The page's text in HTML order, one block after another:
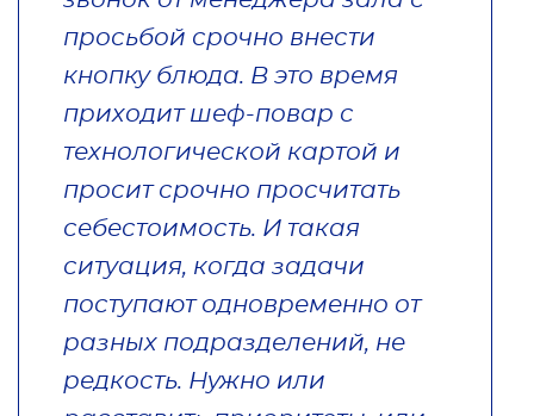
просьбой срочно внести
кнопку блюда. В это время
приходит шеф-повар с
технологической картой и
просит срочно просчитать
себестоимость. И такая
ситуация, когда задачи
поступают одновременно от
разных подразделений, не
редкость. Нужно или